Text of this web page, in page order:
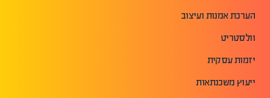
הערכת אמנות ועיצוב
וולסטריט
יזמות עסקית
ייעוץ משכנתאות